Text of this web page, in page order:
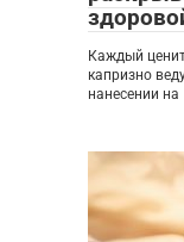
Каждый
капризно
нанесении на